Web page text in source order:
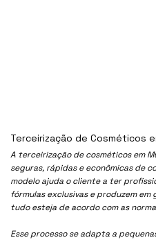
A terceirização de cosméticos em
seguras, rápidas e econômicas de
modelo ajuda o cliente a ter
fórmulas exclusivas e produzem
tudo esteja de acordo com as
Esse processo se adapta a
Terceirização de Cosméticos